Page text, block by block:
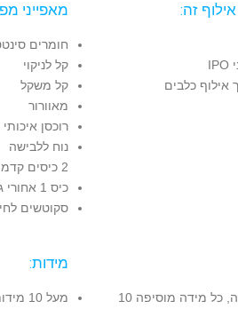
מאפייני
חומרים
קל לניקוי
קל משקל
מאוורור
רוכסן איכותי
נוח ללבישה
2 כיסים קדמיים קטנים ו-2 גדולים
כיס 1 אחורי גדול
סקוטשים
זה:
אילוף כלבים
מידות:
מעל 10 מידות, ראה למעלה
320-420 גרם (תלוי במידה, כל מידה מוסיפה 10